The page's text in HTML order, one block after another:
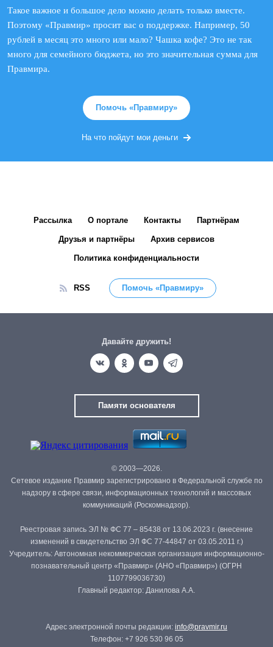
Такое важное и большое дело можно делать только вместе.
Поэтому «Правмир» просит вас о поддержке. Например, 50
рублей в месяц это много или мало? Чашка кофе? Это не так
много для семейного бюджета, но это значительная сумма для
Правмира.
Помочь «Правмиру»
На что пойдут мои деньги
Рассылка О портале Контакты Партнёрам
Друзья и партнёры Архив сервисов
Политика конфиденциальности
RSS Помочь «Правмиру»
Давайте дружить!
Памяти основателя
© 2003—2026.
Сетевое издание Правмир зарегистрировано в Федеральной службе по
надзору в сфере связи, информационных технологий и массовых
коммуникаций (Роскомнадзор).
Реестровая запись ЭЛ № ФС 77 – 85438 от 13.06.2023 г. (внесение
изменений в свидетельство ЭЛ ФС 77-44847 от 03.05.2011 г.)
Учредитель: Автономная некоммерческая организация информационно-
познавательный центр «Правмир» (АНО «Правмир») (ОГРН
1107799036730)
Главный редактор: Данилова А.А.
Адрес электронной почты редакции: info@pravmir.ru
Телефон: +7 926 530 96 05